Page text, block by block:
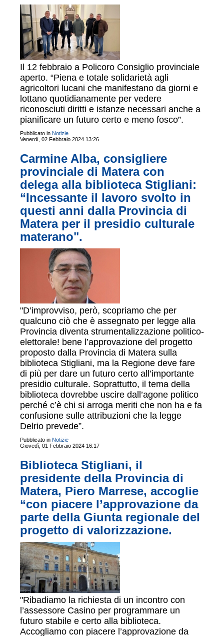
Il 12 febbraio a Policoro Consiglio provinciale
aperto. “Piena e totale solidarietà agli
agricoltori lucani che manifestano da giorni e
lottano quotidianamente per vedere
riconosciuti diritti e istanze necessari anche a
pianificare un futuro certo e meno fosco”.
Pubblicato in Notizie
Venerdì, 02 Febbraio 2024 13:26
Carmine Alba, consigliere
provinciale di Matera con
delega alla biblioteca Stigliani:
“Incessante il lavoro svolto in
questi anni dalla Provincia di
Matera per il presidio culturale
materano".
"D’improvviso, però, scopriamo che per
qualcuno ciò che è assegnato per legge alla
Provincia diventa strumentalizzazione politico-
elettorale! bene l’approvazione del progetto
proposto dalla Provincia di Matera sulla
biblioteca Stigliani, ma la Regione deve fare
di più per dare un futuro certo all’importante
presidio culturale. Soprattutto, il tema della
biblioteca dovrebbe uscire dall’agone politico
perché c’è chi si arroga meriti che non ha e fa
confusione sulle attribuzioni che la legge
Delrio prevede”.
Pubblicato in Notizie
Giovedì, 01 Febbraio 2024 16:17
Biblioteca Stigliani, il
presidente della Provincia di
Matera, Piero Marrese, accoglie
“con piacere l’approvazione da
parte della Giunta regionale del
progetto di valorizzazione.
"Ribadiamo la richiesta di un incontro con
l’assessore Casino per programmare un
futuro stabile e certo alla biblioteca.
Accogliamo con piacere l’approvazione da